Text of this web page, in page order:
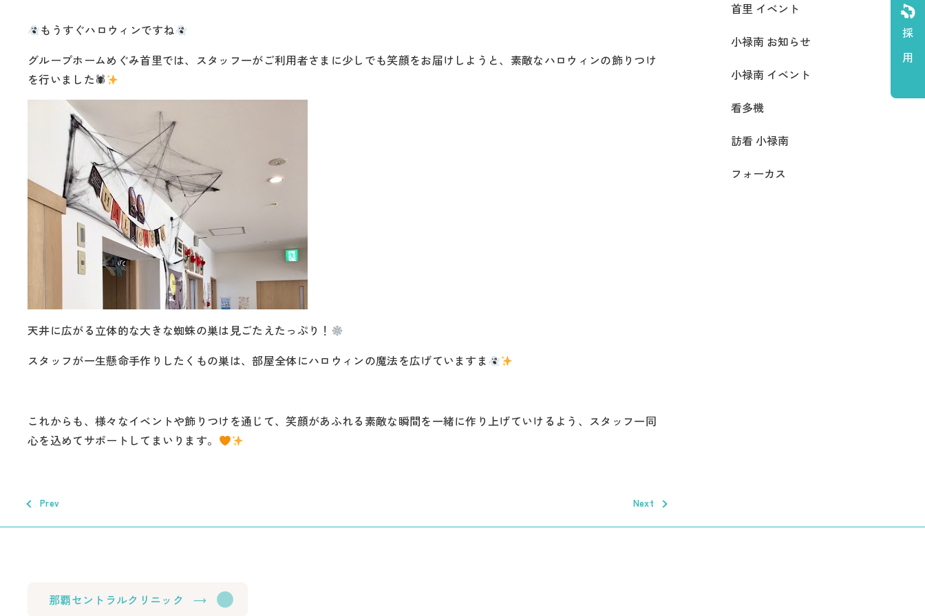
もうすぐハロウィンですね
グループホームめぐみ首里では、スタッフ一がご利用者さまに少しでも笑顔をお届けしようと、素敵なハロウィンの飾りつけ
を行いました🕷
天井に広がる立体的な大きな蜘蛛の巣は見ごたえたっぷり！
スタッフが一生懸命手作りしたくもの巣は、部屋全体にハロウィンの魔法を広げていますま
これからも、様々なイベントや飾りつけを通じて、笑顔があふれる素敵な瞬間を一緒に作り上げていけるよう、スタッフ一同
心を込めてサポートしてまいります。
Prev Next
首里 イベント
小禄南 お知らせ
小禄南 イベント
看多機
訪看 小禄南
フォーカス
那覇セントラルクリニック
採 用